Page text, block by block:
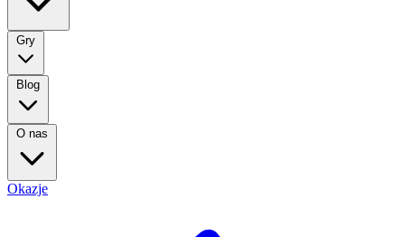
Gry
Blog
O nas
Okazje